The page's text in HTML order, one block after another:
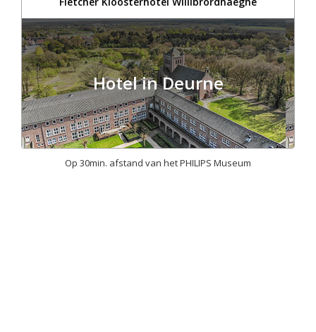
Hotel in Deurne
Op 30min. afstand van het PHILIPS Museum